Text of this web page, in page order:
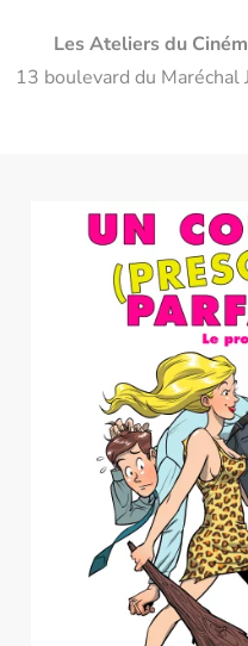
Les Ateliers du
13 boulevard du